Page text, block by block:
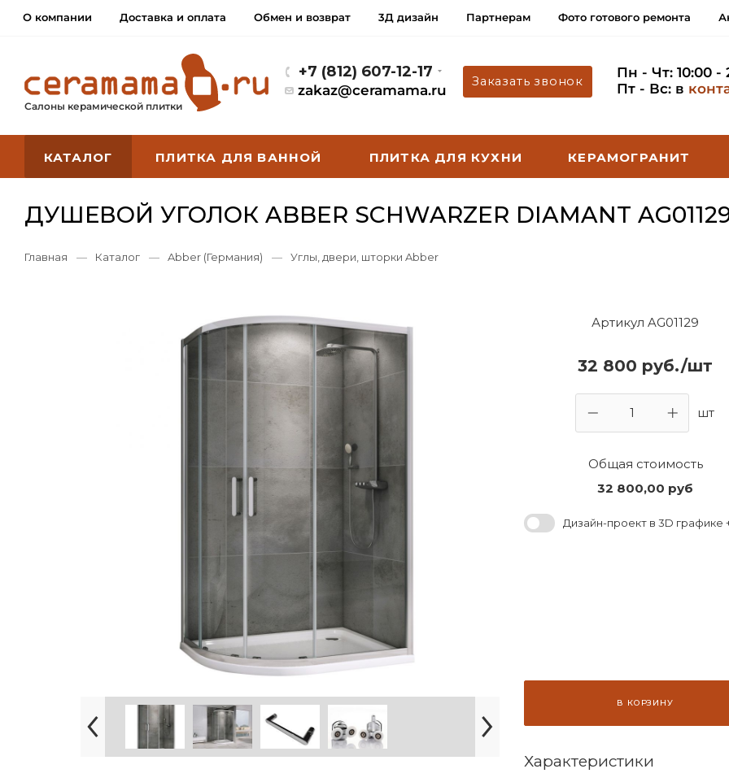
О компании Доставка и оплата Обмен и возврат 3Д дизайн Партнерам Фото готового ремонта
Салоны керамической плитки
+7 (812) 607-12-17
zakaz@ceramama.ru
Заказать звонок
Пн - Чт: 10:00 -
Пт - Вс: в
КАТАЛОГ ПЛИТКА ДЛЯ ВАННОЙ ПЛИТКА ДЛЯ КУХНИ КЕРАМОГРАНИТ
ДУШЕВОЙ УГОЛОК ABBER SCHWARZER DIAMANT
Главная — Каталог — Abber (Германия) — Углы, двери, шторки Abber
Артикул AG01129
32 800 руб./шт
шт
Общая стоимость
32 800,00 руб
Дизайн-проект в 3D графике
В КОРЗИНУ
Характеристики